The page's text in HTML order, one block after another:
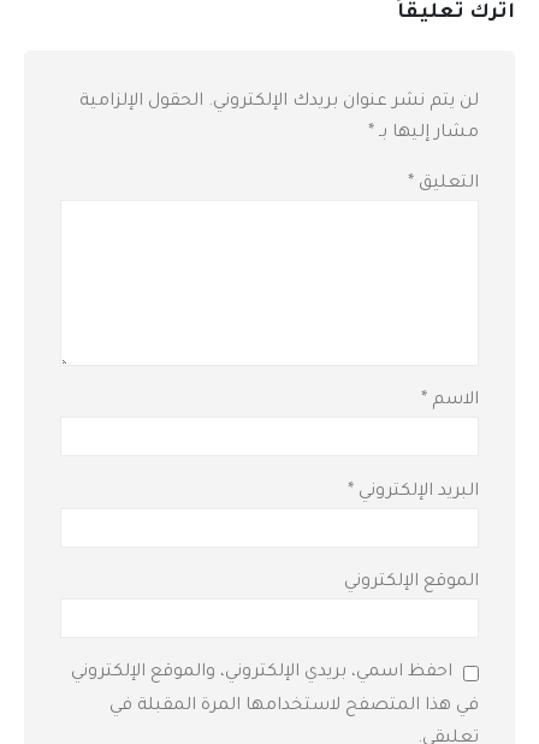
اترك تعليقاً
لن يتم نشر عنوان بريدك الإلكتروني. الحقول الإلزامية
مشار إليها بـ *
التعليق *
الاسم *
البريد الإلكتروني *
الموقع الإلكتروني
احفظ اسمي، بريدي الإلكتروني، والموقع الإلكتروني
في هذا المتصفح لاستخدامها المرة المقبلة في
تعليقي.